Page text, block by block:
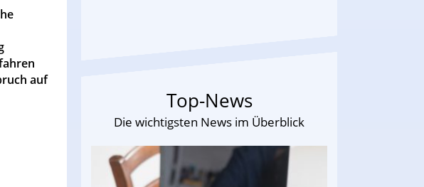
auf
Top-News
Die wichtigsten News im Überblick